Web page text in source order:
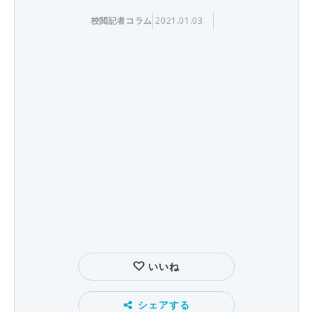
校閲記者コラム 2021.01.03
いいね
シェアする